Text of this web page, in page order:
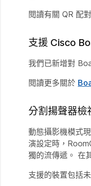
閱讀有關 QR 配
支援 Cisco
我們已新增對
閱讀更多關於
分割揚聲器檢
動態攝影機模式
演設定時，
獨的流傳遞。 在
支援的裝置包括